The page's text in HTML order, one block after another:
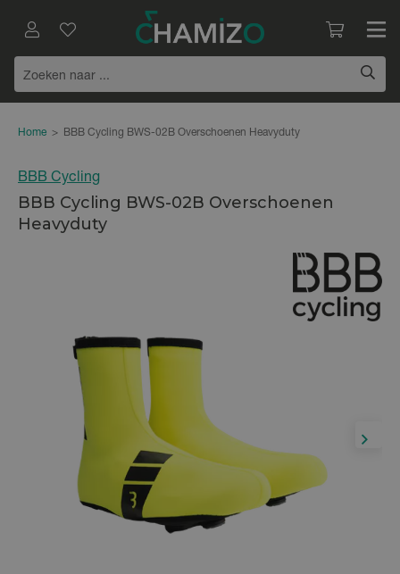
Home > BBB Cycling BWS-02B Overschoenen Heavyduty
BBB Cycling
BBB Cycling BWS-02B Overschoenen
Heavyduty